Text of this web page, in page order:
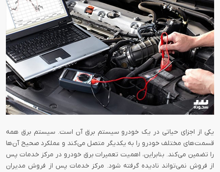
یکی از اجزای حیاتی در یک خودرو سیستم برق آن است. سیستم برق همه
قسمت‌های مختلف خودرو را به یکدیگر متصل می‌کند و عملکرد صحیح آن‌ها
را تضمین می‌کند. بنابراین، اهمیت تعمیرات برق خودرو در مرکز خدمات پس
از فروش نمی‌تواند نادیده گرفته شود. مرکز خدمات پس از فروش مدیران